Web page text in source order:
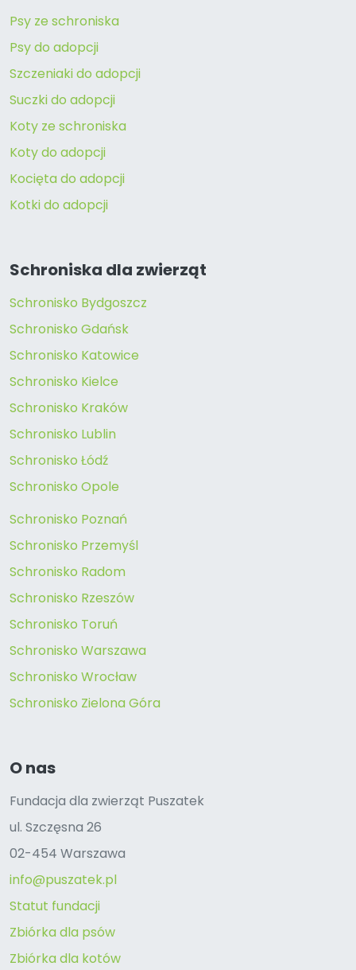
Psy ze schroniska
Psy do adopcji
Szczeniaki do adopcji
Suczki do adopcji
Koty ze schroniska
Koty do adopcji
Kocięta do adopcji
Kotki do adopcji
Schroniska dla zwierząt
Schronisko Bydgoszcz
Schronisko Gdańsk
Schronisko Katowice
Schronisko Kielce
Schronisko Kraków
Schronisko Lublin
Schronisko Łódź
Schronisko Opole
Schronisko Poznań
Schronisko Przemyśl
Schronisko Radom
Schronisko Rzeszów
Schronisko Toruń
Schronisko Warszawa
Schronisko Wrocław
Schronisko Zielona Góra
O nas
Fundacja dla zwierząt Puszatek
ul. Szczęsna 26
02-454 Warszawa
info@puszatek.pl
Statut fundacji
Zbiórka dla psów
Zbiórka dla kotów